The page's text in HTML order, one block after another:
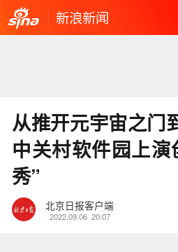
新浪新闻
从推开元宇宙之
中关村软件园上
秀”
北京日报客户端
2022.09.06 20:07